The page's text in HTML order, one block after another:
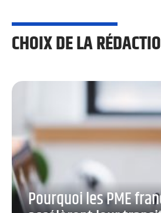
CHOIX DE LA
Pourquoi les PME